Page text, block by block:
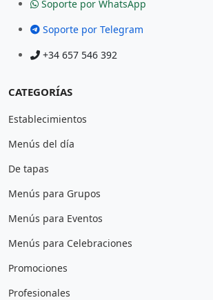
Soporte por WhatsApp
Soporte por Telegram
+34 657 546 392
CATEGORÍAS
Establecimientos
Menús del día
De tapas
Menús para Grupos
Menús para Eventos
Menús para Celebraciones
Promociones
Profesionales